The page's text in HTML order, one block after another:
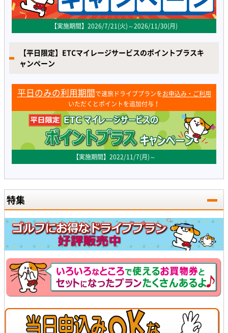
【実施期間】2026/7/21(火)～2026/11/30(月)
【平日限定】ETCマイレージサービスのポイントプラスキ
ャンペーン
平日のみの利用期間で速旅ドライブプランをお申込み・ご利用
いただくとポイントを追加付与！
【実施期間】2022/11/7(月)～
特集